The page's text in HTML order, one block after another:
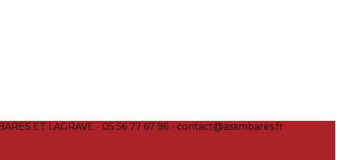
ET LAGRAVE - 05 56 77 67 96 - contact@asambares.fr